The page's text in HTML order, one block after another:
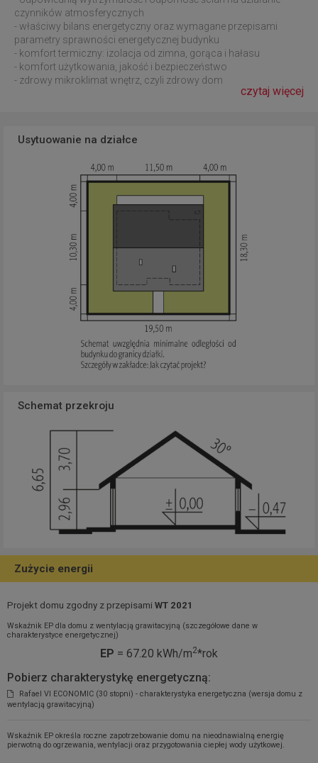
czynników atmosferycznych
- właściwy bilans energetyczny oraz wymagane przepisami
parametry sprawności energetycznej budynku
- komfort termiczny: izolacja od zimna, gorąca i hałasu
- komfort użytkowania, jakość i bezpieczeństwo
- zdrowy mikroklimat wnętrz, czyli zdrowy dom
czytaj więcej
Usytuowanie na działce
Schemat przekroju
Zużycie energii
Projekt domu zgodny z przepisami WT 2021
Wskaźnik EP dla domu z wentylacją grawitacyjną (szczegółowe dane w
charakterystyce energetycznej)
EP = 67.20 kWh/m2*rok
Pobierz charakterystykę energetyczną:
Rafael VI ECONOMIC (30 stopni) - charakterystyka energetyczna (wersja domu z
wentylacją grawitacyjną)
Wskaźnik EP określa roczne zapotrzebowanie domu na nieodnawialną energię
pierwotną do ogrzewania, wentylacji oraz przygotowania ciepłej wody użytkowej.